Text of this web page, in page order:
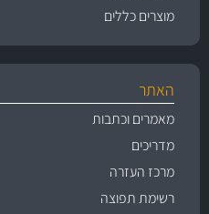
מוצרים כללים
האתר
מאמרים וכתבות
מדריכים
מרכז העזרה
רשימת תפוצה